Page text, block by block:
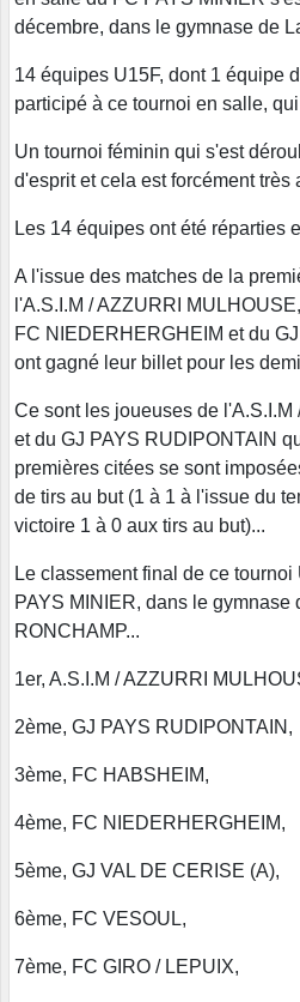
décembre, dans le gymnase de
14 équipes U15F, dont 1 équipe
participé à ce tournoi en salle,
Un tournoi féminin qui s'est
d'esprit et cela est forcément très
Les 14 équipes ont été réparties
A l'issue des matches de la
l'A.S.I.M / AZZURRI
FC NIEDERHERGHEIM et du
ont gagné leur billet pour les
Ce sont les joueuses de
et du GJ PAYS RUDIPONTAIN
premières citées se sont
de tirs au but (1 à 1 à l'issue du
victoire 1 à 0 aux tirs au but)...
Le classement final de ce
PAYS MINIER, dans le gymnase
RONCHAMP...
1er, A.S.I.M / AZZURRI
2ème, GJ PAYS RUDIPONTAIN,
3ème, FC HABSHEIM,
4ème, FC NIEDERHERGHEIM,
5ème, GJ VAL DE CERISE (A),
6ème, FC VESOUL,
7ème, FC GIRO / LEPUIX,